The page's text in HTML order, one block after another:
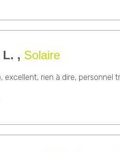
L. , Solaire
excellent, rien à dire, personnel